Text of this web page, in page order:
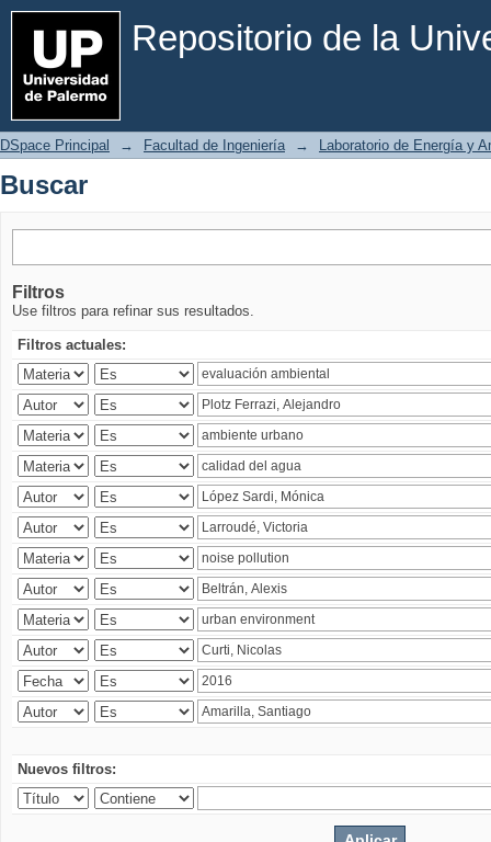
Repositorio de la
Buscar
DSpace Principal → Facultad de Ingeniería → Laboratorio de Energía y
Buscar
Filtros
Use filtros para refinar sus resultados.
Filtros actuales:
Nuevos filtros: